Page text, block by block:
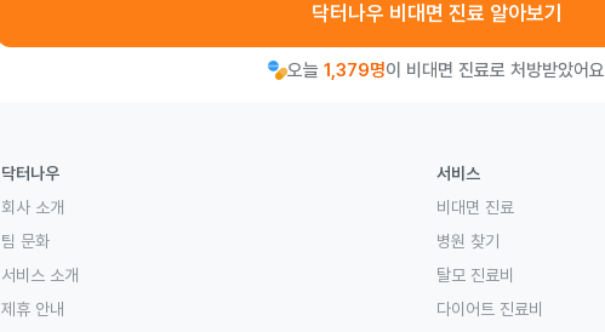
닥터나우 비대면 진료 알아보기
오늘 1,379명이 비대면 진료로 처방받았어요
닥터나우
회사 소개
팀 문화
서비스 소개
제휴 안내
서비스
비대면 진료
병원 찾기
탈모 진료비
다이어트 진료비